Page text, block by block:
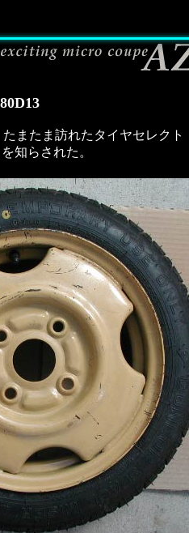
またま訪れたタイヤセレク
知らされた。